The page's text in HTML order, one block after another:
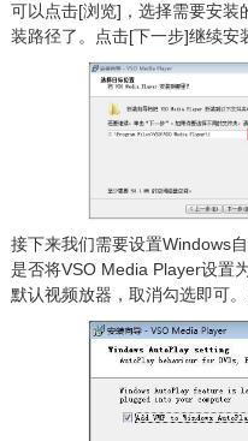
可以点击[浏览]，选择需要安装
装路径了。点击[下一步]继续安
接下来我们需要设置Windows
是否将VSO Media Player设置
默认视频放器，取消勾选即可